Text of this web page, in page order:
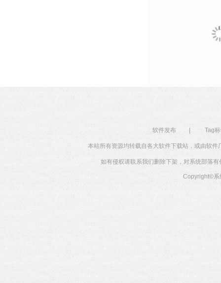
软件发布 | Tag
本站所有资源均转载自各大软件下载站，或由软
如有侵权请联系我们删除下架，对系统部落
Copyright©系